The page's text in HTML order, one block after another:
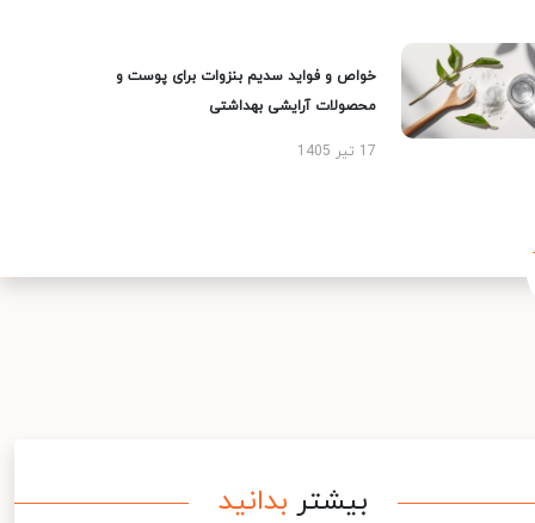
خواص و فواید سدیم بنزوات برای پوست و
محصولات آرایشی بهداشتی
17 تیر 1405
بیشتر بدانید